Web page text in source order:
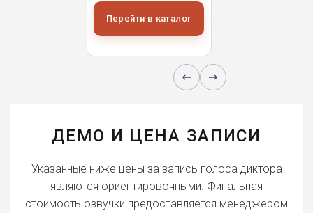
Перейти в каталог
ДЕМО И ЦЕНА ЗАПИСИ
Указанные ниже цены за запись голоса диктора
являются ориентировочными. Финальная
стоимость озвучки предоставляется менеджером